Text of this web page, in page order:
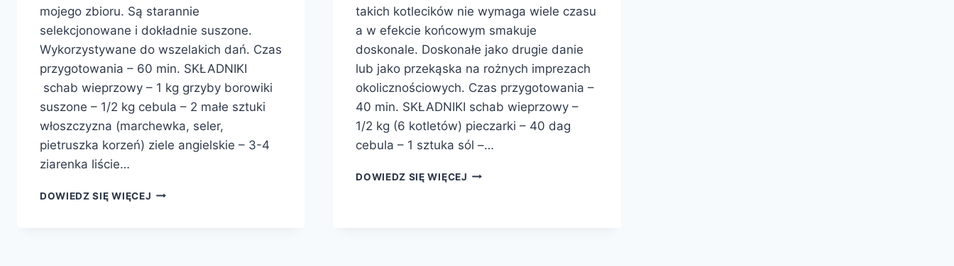
mojego zbioru. Są starannie
selekcjonowane i dokładnie suszone.
Wykorzystywane do wszelakich dań. Czas
przygotowania – 60 min. SKŁADNIKI
schab wieprzowy – 1 kg grzyby borowiki
suszone – 1/2 kg cebula – 2 małe sztuki
włoszczyzna (marchewka, seler,
pietruszka korzeń) ziele angielskie – 3-4
ziarenka liście…
DOWIEDZ SIĘ WIĘCEJ SCHAB
takich kotlecików nie wymaga wiele czasu
a w efekcie końcowym smakuje
doskonale. Doskonałe jako drugie danie
lub jako przekąska na rożnych imprezach
okolicznościowych. Czas przygotowania –
40 min. SKŁADNIKI schab wieprzowy –
1/2 kg (6 kotletów) pieczarki – 40 dag
cebula – 1 sztuka sól –…
DOWIEDZ SIĘ WIĘCEJ KOTLETY